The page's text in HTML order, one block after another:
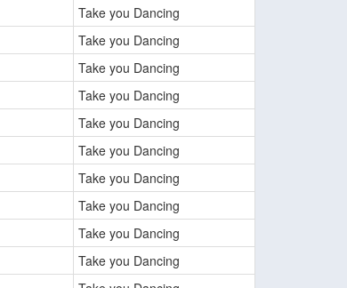
Take you Dancing
Take you Dancing
Take you Dancing
Take you Dancing
Take you Dancing
Take you Dancing
Take you Dancing
Take you Dancing
Take you Dancing
Take you Dancing